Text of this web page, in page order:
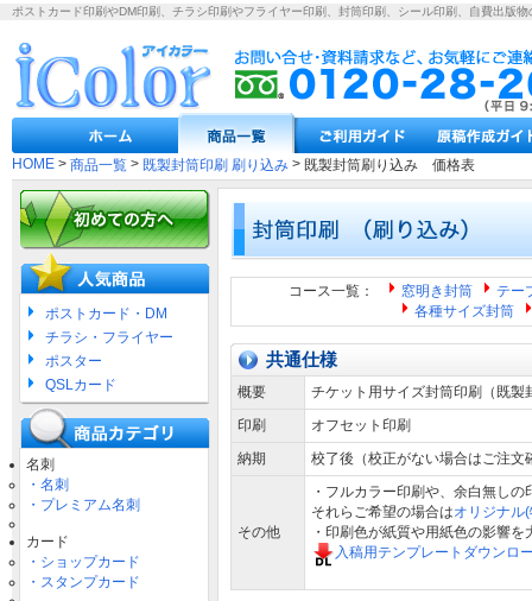
ポストカード印刷やDM印刷、チラシ印刷やフライヤー印刷、封筒印刷、シール印刷、自費出版物
HOME > 商品一覧 > 既製封筒印刷 刷り込み > 既製封筒刷り込み 価格表
ポストカード・DM
チラシ・フライヤー
ポスター
QSLカード
名刺
・名刺
・プレミアム名刺
カード
・ショップカード
・スタンプカード
コース一覧： 窓明き封筒
テー
各種サイズ封筒
共通仕様
概要
チケット用サイズ封筒印刷（既製
印刷
オフセット印刷
納期
校了後（校正がない場合はご注
その他
・フルカラー印刷や、余白無し
それらご希望の場合はオリジナル
・印刷色が紙質や用紙色の影響
入稿用テンプレートダウンロ